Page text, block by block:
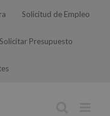
Solicitud de Empleo
Solicitar Presupuesto